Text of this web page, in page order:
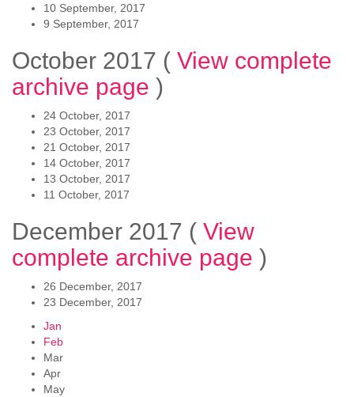
10 September, 2017
9 September, 2017
October 2017 ( View complete
archive page )
24 October, 2017
23 October, 2017
21 October, 2017
14 October, 2017
13 October, 2017
11 October, 2017
December 2017 ( View
complete archive page )
26 December, 2017
23 December, 2017
Jan
Feb
Mar
Apr
May